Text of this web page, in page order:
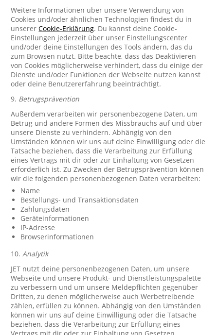
Weitere Informationen über unsere Verwendung von
Cookies und/oder ähnlichen Technologien findest du in
unsererCookie-Erklärung. Du kannst deine Cookie-
Einstellungen jederzeit über unser Einstellungscenter
und/oder deine Einstellungen des Tools ändern, das du
zum Browsen nutzt. Bitte beachte, dass das Deaktivieren
von Cookies möglicherweise verhindert, dass du einige der
Dienste und/oder Funktionen der Webseite nutzen kannst
oder deine Benutzererfahrung beeinträchtigt.
9. Betrugsprävention
Außerdem verarbeiten wir personenbezogene Daten, um
Betrug und andere Formen des Missbrauchs auf und über
unsere Dienste zu verhindern. Abhängig von den
Umständen können wir uns auf deine Einwilligung oder die
Tatsache beziehen, dass die Verarbeitung zur Erfüllung
eines Vertrags mit dir oder zur Einhaltung von Gesetzen
erforderlich ist. Zu Zwecken der Betrugsprävention können
wir die folgenden personenbezogenen Daten verarbeiten:
Name
Bestellungs- und Transaktionsdaten
Zahlungsdaten
Geräteinformationen
IP-Adresse
Browserinformationen
10.Analytik
JET nutzt deine personenbezogenen Daten, um unsere
Webseite und unsere Produkt- und Dienstleistungspalette
zu verbessern und um unsere Meldepflichten gegenüber
Dritten, zu denen möglicherweise auch Werbetreibende
zählen, erfüllen zu können. Abhängig von den Umständen
können wir uns auf deine Einwilligung oder die Tatsache
beziehen, dass die Verarbeitung zur Erfüllung eines